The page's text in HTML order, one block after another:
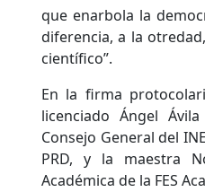
que enarbola la
diferencia, a la
científico”.
En la firma
licenciado Ángel
Consejo General del
PRD, y la maestra
Académica de la FES